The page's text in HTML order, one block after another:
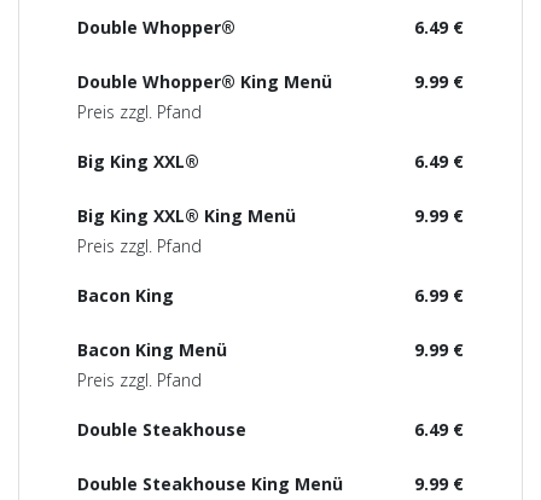
6.49 €
Double Whopper®
9.99 €
Double Whopper® King Menü
Preis zzgl. Pfand
6.49 €
Big King XXL®
9.99 €
Big King XXL® King Menü
Preis zzgl. Pfand
6.99 €
Bacon King
9.99 €
Bacon King Menü
Preis zzgl. Pfand
6.49 €
Double Steakhouse
9.99 €
Double Steakhouse King Menü